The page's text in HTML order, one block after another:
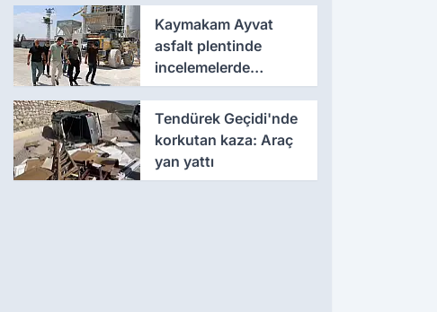
Kaymakam Ayvat
asfalt plentinde
incelemelerde
bulundu
Tendürek Geçidi'nde
korkutan kaza: Araç
yan yattı